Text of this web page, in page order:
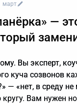
с незнакомого
время, объясняя в
консультации и
важный
март
—
Вы эксперт,
куча созвонов
— «нет, в среду
кругу. Вам нужен